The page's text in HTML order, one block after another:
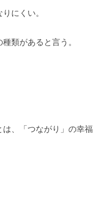
にくい。
類があると言う。
、「つながり」の幸福